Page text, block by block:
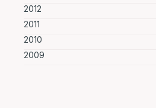
2012
2011
2010
2009